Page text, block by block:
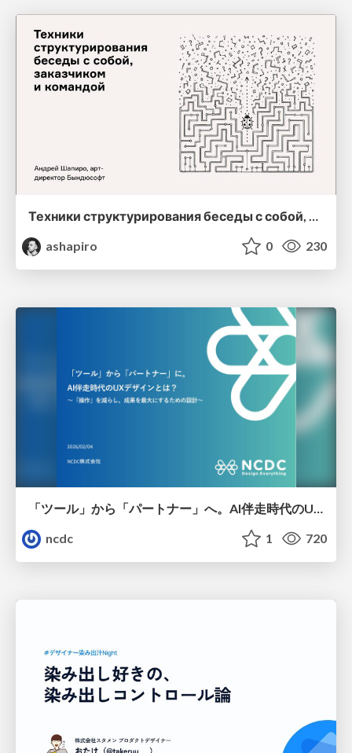
ashapiro
0 230
「ツール」から「パートナー」へ。AI伴走時代のUXデザインとは？～操作を減らし、成果を最大にするための設計～
ncdc
1 720